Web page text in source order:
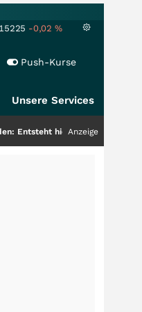
-0,02 %
Push-Kurse
Unsere Services
hier die nächste Milliardenstory?
Anzeige